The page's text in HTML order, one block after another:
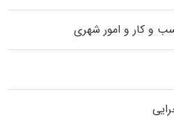
و کار و امور شهری